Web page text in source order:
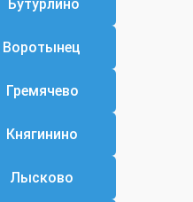
Бутурлино
Воротынец
Гремячево
Княгинино
Лысково